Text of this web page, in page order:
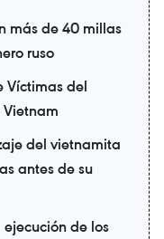
más de 40 millas
ruso
Víctimas del
del vietnamita
antes de su
ejecución de los